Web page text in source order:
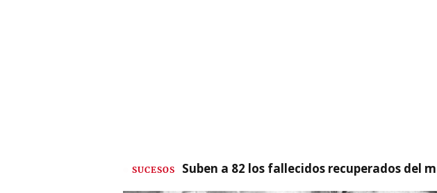
SUCESOS Suben a 82 los fallecidos recuperados del